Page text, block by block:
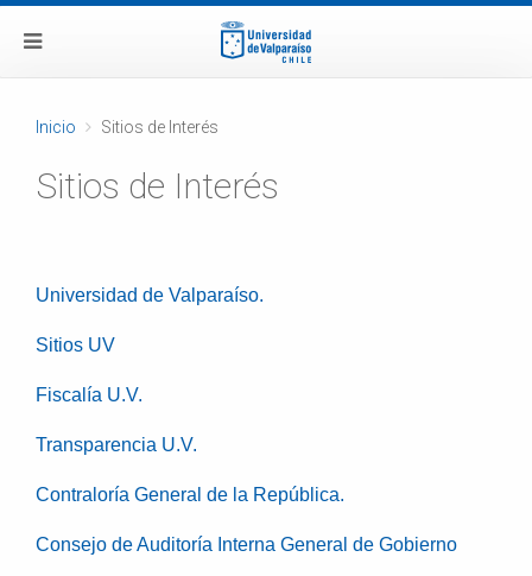
Inicio Sitios de Interés
Sitios de Interés
Universidad de Valparaíso.
Sitios UV
Fiscalía U.V.
Transparencia U.V.
Contraloría General de la República.
Consejo de Auditoría Interna General de Gobierno